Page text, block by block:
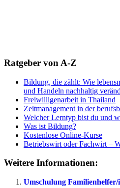
Ratgeber von A-Z
Bildung, die zählt: Wie
und Handeln nachhaltig
Freiwilligenarbeit in Thailand
Zeitmanagement in der
Welcher Lerntyp bist du und
Was ist Bildung?
Kostenlose Online-Kurse
Betriebswirt oder Fachwirt –
Weitere Informationen:
Umschulung